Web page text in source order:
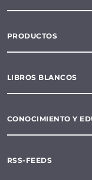
PRODUCTOS
LIBROS BLANCOS
CONOCIMIENTO Y
RSS-FEEDS